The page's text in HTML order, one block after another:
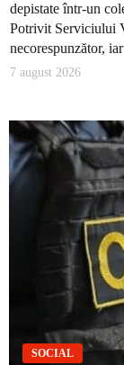
depistate într-un
Potrivit Serviciului
necorespunzător,
7 august 2026
SOCIAL